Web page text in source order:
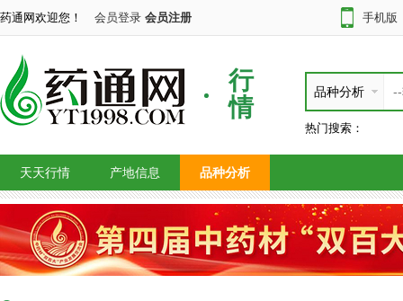
药通网欢迎您！ 会员登录 会员注册 手机版
行
情
品种分析
热门搜索：
天天行情 产地信息 品种分析